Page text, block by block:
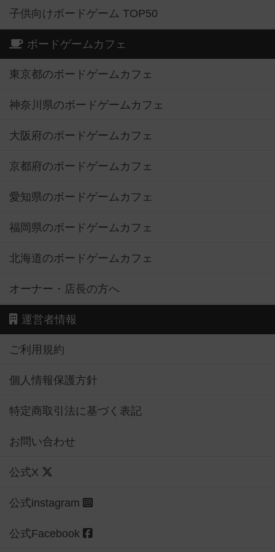
子供向けボードゲーム TOP50
ボードゲームカフェ
東京都のボードゲームカフェ
神奈川県のボードゲームカフェ
大阪府のボードゲームカフェ
京都府のボードゲームカフェ
愛知県のボードゲームカフェ
福岡県のボードゲームカフェ
北海道のボードゲームカフェ
オーナー・店長の方へ
運営者情報
ご利用規約
個人情報保護方針
特定商取引法に基づく表記
お問い合わせ
公式X
公式instagram
公式Facebook